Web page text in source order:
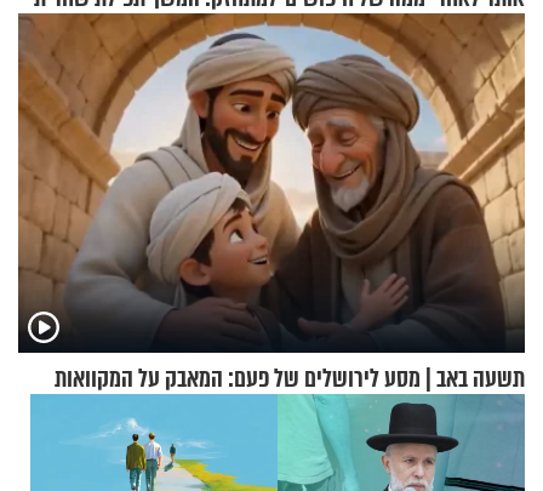
מאשרי ועד עלינו
תשעה באב | מסע לירושלים של פעם: המאבק על המקוואות